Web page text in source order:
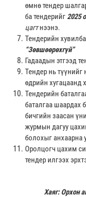
өмнө тендер
ба тендерийг2025
цагтнээнэ.
Тендерийн
“Зөвшөөрөхгүй”
Гадаадын этгээд
Тендер нь
өдрийн хугацаанд
Тендерийн
баталгаа шаардах
бичгийн заасан
журмын дагуу
болохыг анхаарна
Оролцогч цахим
тендер илгээх
Хаяг: Орхон